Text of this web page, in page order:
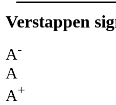
Verstappen
A-
A
A+